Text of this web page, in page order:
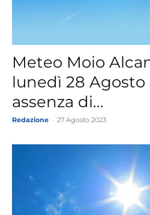
Meteo Moio
lunedì 28 Agosto
assenza di...
Redazione 27 Agosto 2023